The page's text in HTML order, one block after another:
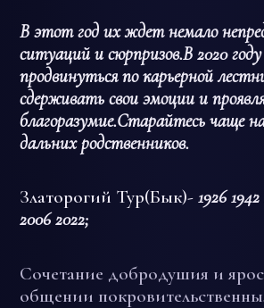
В этот год их ждет немало
ситуаций и сюрпризов.В 2020
продвинуться по карьерной
сдерживать свои эмоции и
благоразумие.Старайтесь чаще
дальних родственников.
Златорогий Тур(Бык)- 1926
2006 2022;
Сочетание добродушия и
общении